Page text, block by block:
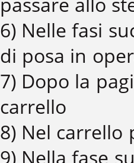
6) Nelle fasi
di posa in
7) Dopo la
carrello
8) Nel carrello
9) Nella fase